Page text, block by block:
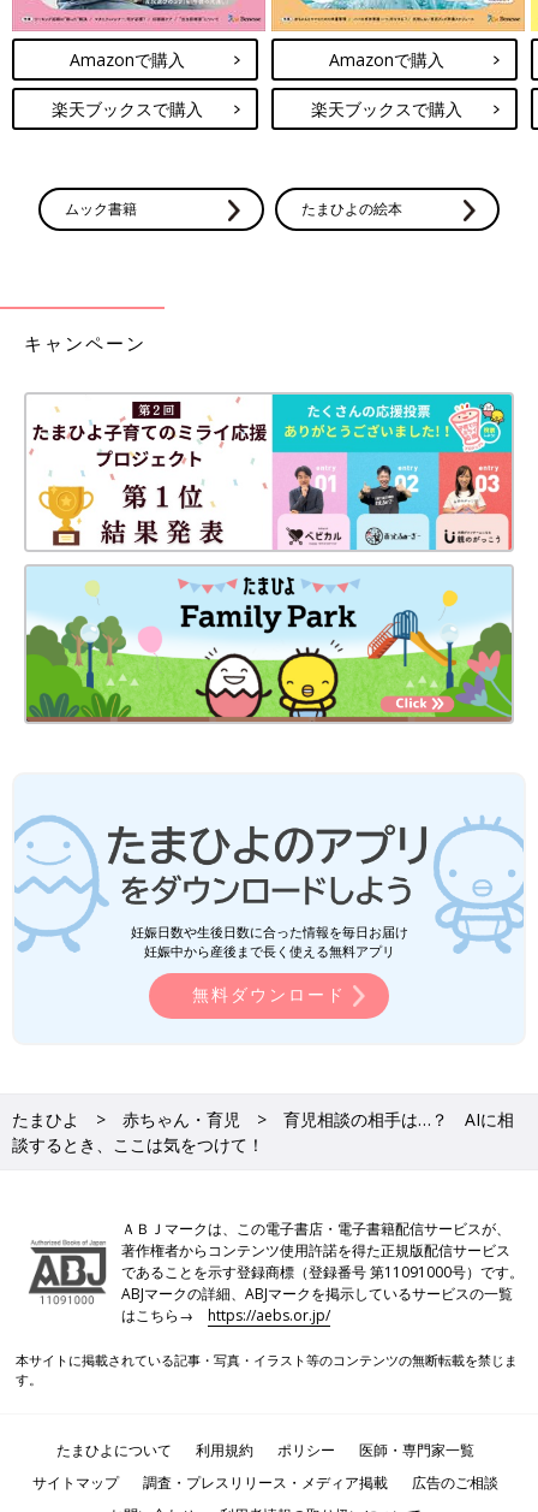
ICT教育に詳しいITジャーナリスト。成蹊大学客員特別教授。
『若者はLINEに「。」をつけない 大人のためのSNS講義』(講談
社+α新書)、『スマホで受験に失敗する子どもたち』（星海社新
書)など、単著・監修を含め30冊以上。NHK『あさイチ』『クロ
ーズアップ現代+』などテレビ出演多数。教育出版中学校国語の
※文中のコメントは「たまひよ」アプリユーザーから集めた体験
談を再編集したものです。
※記事の内容は2026年4月の情報であり、現在と異なる場合があ
Amazonで購入
楽天ブックスで購入
Amazonで購入
楽天ブックスで購入
ムック書籍 たまひよの絵本
キャンペーン
妊娠日数や生後日数に合った情報を毎日お届け
妊娠中から産後まで長く使える無料アプリ
無料ダウンロード
たまひよ 赤ちゃん・育児
育児相談の相手は…？ AIに相
談するとき、ここは気をつけて！
ＡＢＪマークは、この電子書店・電子書籍配信サービスが、
著作権者からコンテンツ使用許諾を得た正規版配信サービス
であることを示す登録商標（登録番号 第11091000号）です。
ABJマークの詳細、ABJマークを掲示しているサービスの一覧
はこちら→https://aebs.or.jp/
本サイトに掲載されている記事・写真・イラスト等のコンテンツの無断転載を禁じま
す。
たまひよについて 利用規約 ポリシー
医師・専門家一覧
サイトマップ
調査・プレスリリース・メディア掲載
広告のご相談